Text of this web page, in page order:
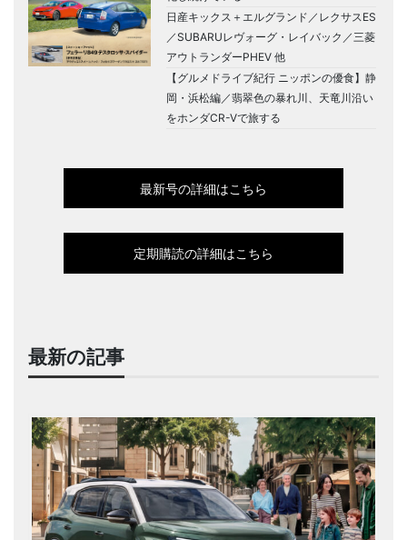
日産キックス＋エルグランド／レクサスES
／SUBARUレヴォーグ・レイバック／三菱
アウトランダーPHEV 他
【グルメドライブ紀行 ニッポンの優食】静
岡・浜松編／翡翠色の暴れ川、天竜川沿い
をホンダCR-Vで旅する
最新号の詳細はこちら
定期購読の詳細はこちら
最新の記事